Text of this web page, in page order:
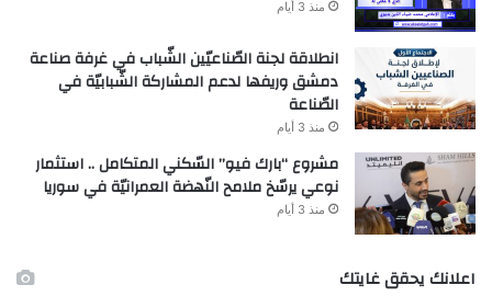
منذ 3 أيام
انطلاقة لجنة الصّناعيّين الشّباب في غرفة صناعة
دمشق وريفها لدعم المشاركة الشّبابيّة في
الصّناعة
منذ 3 أيام
مشروع “بارك فيو” السّكني المتكامل .. استثمار
نوعي يرسّخ ملامح النّهضة العمرانيّة في سوريا
منذ 3 أيام
اعلانك يحقق غايتك